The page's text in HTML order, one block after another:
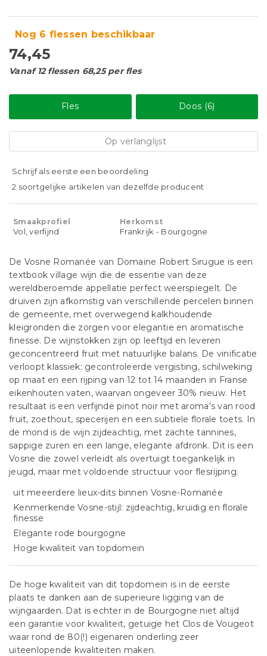
Nog 6 flessen beschikbaar
74,45
Vanaf 12 flessen 68,25 per fles
Fles Doos (6)
Op verlanglijst
Schrijf als eerste een beoordeling
2 soortgelijke artikelen van dezelfde producent
Smaakprofiel
Vol, verfijnd
Herkomst
Frankrijk - Bourgogne
De Vosne Romanée van Domaine Robert Sirugue is een
textbook village wijn die de essentie van deze
wereldberoemde appellatie perfect weerspiegelt. De
druiven zijn afkomstig van verschillende percelen binnen
de gemeente, met overwegend kalkhoudende
kleigronden die zorgen voor elegantie en aromatische
finesse. De wijnstokken zijn op leeftijd en leveren
geconcentreerd fruit met natuurlijke balans. De vinificatie
verloopt klassiek: gecontroleerde vergisting, schilweking
op maat en een rijping van 12 tot 14 maanden in Franse
eikenhouten vaten, waarvan ongeveer 30% nieuw. Het
resultaat is een verfijnde pinot noir met aroma’s van rood
fruit, zoethout, specerijen en een subtiele florale toets. In
de mond is de wijn zijdeachtig, met zachte tannines,
sappige zuren en een lange, elegante afdronk. Dit is een
Vosne die zowel verleidt als overtuigt toegankelijk in
jeugd, maar met voldoende structuur voor flesrijping.
uit meeerdere lieux-dits binnen Vosne-Romanée
Kenmerkende Vosne-stijl: zijdeachtig, kruidig en florale
finesse
Elegante rode bourgogne
Hoge kwaliteit van topdomein
De hoge kwaliteit van dit topdomein is in de eerste
plaats te danken aan de superieure ligging van de
wijngaarden. Dat is echter in de Bourgogne niet altijd
een garantie voor kwaliteit, getuige het Clos de Vougeot
waar rond de 80(!) eigenaren onderling zeer
uiteenlopende kwaliteiten maken.